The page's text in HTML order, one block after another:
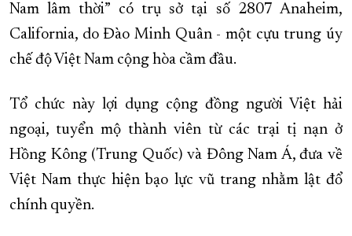
Nam lâm thời” có trụ sở tại số 2807 Anaheim,
California, do Đào Minh Quân - một cựu trung úy
chế độ Việt Nam cộng hòa cầm đầu.
Tổ chức này lợi dụng cộng đồng người Việt hải
ngoại, tuyển mộ thành viên từ các trại tị nạn ở
Hồng Kông (Trung Quốc) và Đông Nam Á, đưa về
Việt Nam thực hiện bạo lực vũ trang nhằm lật đổ
chính quyền.